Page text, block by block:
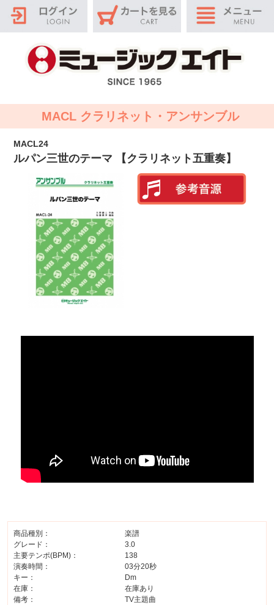
MACL クラリネット・アンサンブル
MACL24
ルパン三世のテーマ 【クラリネット五重奏】
商品種別：
楽譜
グレード：
3.0
主要テンポ(BPM)：
138
演奏時間：
03分20秒
キー：
Dm
在庫：
在庫あり
備考：
TV主題曲